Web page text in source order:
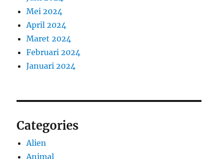
Mei 2024
April 2024
Maret 2024
Februari 2024
Januari 2024
Categories
Alien
Animal